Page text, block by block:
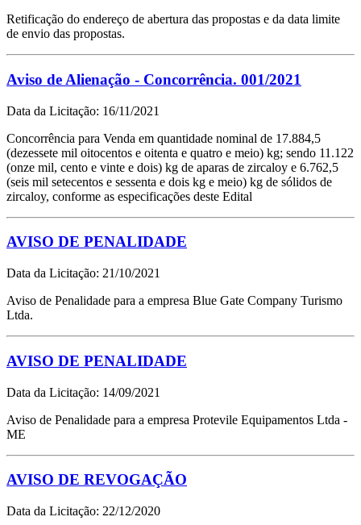
Retificação do endereço de abertura das propostas e da data limite
de envio das propostas.
Aviso de Alienação - Concorrência. 001/2021
Data da Licitação: 16/11/2021
Concorrência para Venda em quantidade nominal de 17.884,5
(dezessete mil oitocentos e oitenta e quatro e meio) kg; sendo 11.122
(onze mil, cento e vinte e dois) kg de aparas de zircaloy e 6.762,5
(seis mil setecentos e sessenta e dois kg e meio) kg de sólidos de
zircaloy, conforme as especificações deste Edital
AVISO DE PENALIDADE
Data da Licitação: 21/10/2021
Aviso de Penalidade para a empresa Blue Gate Company Turismo
Ltda.
AVISO DE PENALIDADE
Data da Licitação: 14/09/2021
Aviso de Penalidade para a empresa Protevile Equipamentos Ltda -
ME
AVISO DE REVOGAÇÃO
Data da Licitação: 22/12/2020